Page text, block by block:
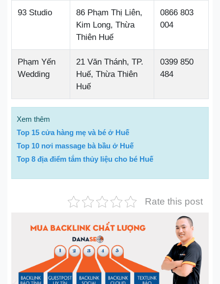
93 Studio
86 Phạm Thị Liên,
Kim Long, Thừa
Thiên Huế
0866 803
004
Phạm Yến
Wedding
21 Văn Thánh, TP.
Huế, Thừa Thiên
Huế
0399 850
484
Xem thêm
Top 15 cửa hàng mẹ và bé ở Huế
Top 10 nơi massage bà bầu ở Huế
Top 8 địa điểm tắm thủy liệu cho bé Huế
Rate this post